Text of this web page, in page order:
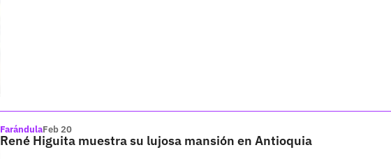
FarándulaFeb 20
René Higuita muestra su lujosa mansión en Antioquia